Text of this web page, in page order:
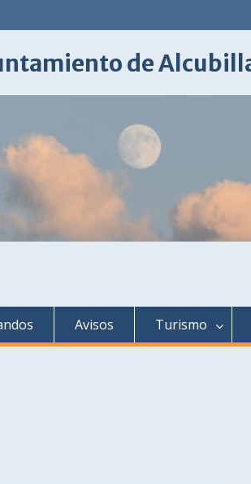
de
Avisos Turismo